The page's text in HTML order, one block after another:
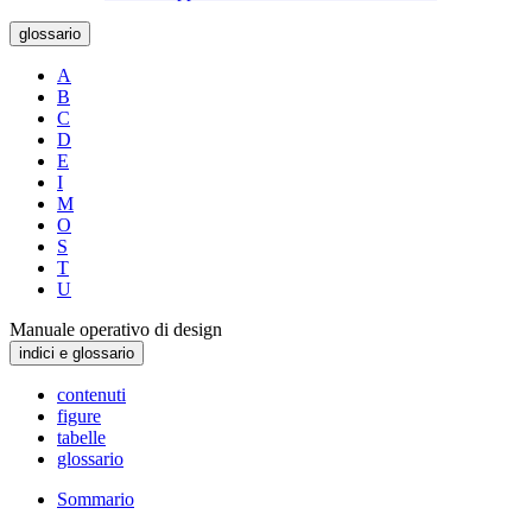
glossario
A
B
C
D
E
I
M
O
S
T
U
Manuale operativo di design
indici e glossario
contenuti
figure
tabelle
glossario
Sommario